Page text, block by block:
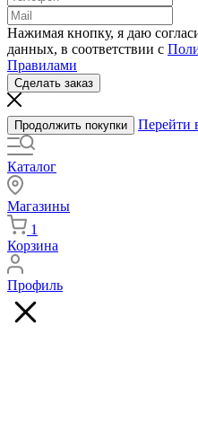
Нажимая кнопку, я даю
данных, в соответствии с
Правилами
Сделать заказ
Продолжить покупки Перейти
Каталог
Магазины
1
Корзина
Профиль